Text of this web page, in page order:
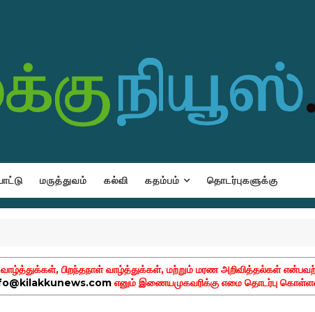
மருத்துவம் கல்வி கதம்பம் தொடர்புகளுக்கு
பிறந்தநாள் வாழ்த்துக்கள், மற்றும் மரண அறிவித்தல்கள்
எனும் இணையமுகவரிக்கு எமை தொடர்பு